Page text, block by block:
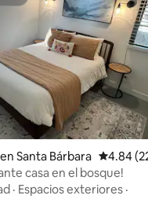
Santa Bárbara
4.84
casa en el bosque!
· Espacios exteriores ·